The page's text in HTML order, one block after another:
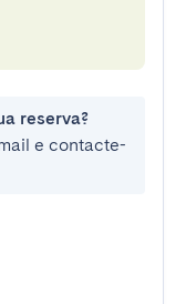
reserva?
e contacte-